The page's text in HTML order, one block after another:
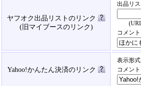
ヤフオク出品リストのリンク
(旧マイブースのリンク)
出品リ
(URLの
コメン
Yahoo!かんたん決済のリンク
表示形
コメン